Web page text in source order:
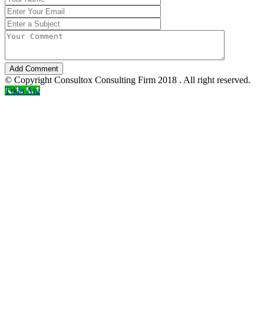
Add Comment
© Copyright Consultox Consulting Firm 2018 . All right reserved.
Tıkla Ara